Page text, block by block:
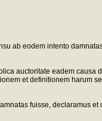
ab eodem intento
auctoritate eadem causa
et definitionem harum
fuisse, declaramus et